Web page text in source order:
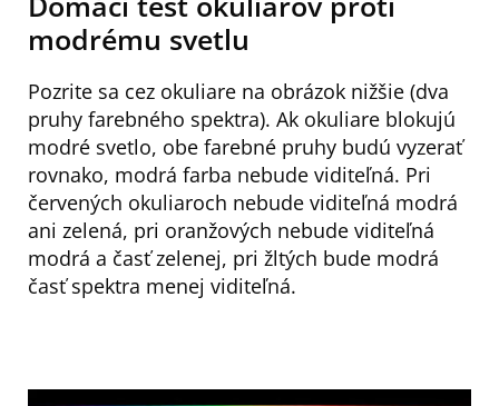
modrému svetlu
Pozrite sa cez okuliare na obrázok nižšie (dva
pruhy farebného spektra). Ak okuliare blokujú
modré svetlo, obe farebné pruhy budú vyzerať
rovnako, modrá farba nebude viditeľná. Pri
červených okuliaroch nebude viditeľná modrá
ani zelená, pri oranžových nebude viditeľná
modrá a časť zelenej, pri žltých bude modrá
časť spektra menej viditeľná.